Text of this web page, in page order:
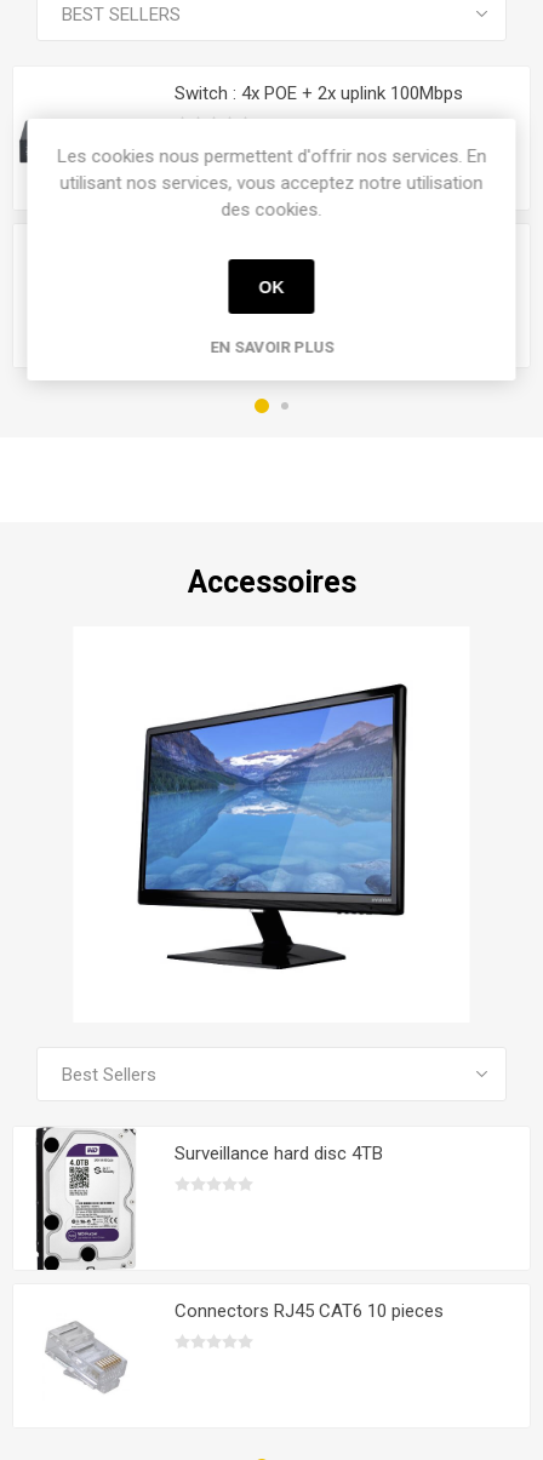
Switch : 4x POE + 2x uplink 100Mbps
Accessoires
VOIR TOUS LES PRODUITS
Surveillance hard disc 4TB
Connectors RJ45 CAT6 10 pieces
Les cookies nous permettent d'offrir nos services. En
utilisant nos services, vous acceptez notre utilisation
des cookies.
OK
EN SAVOIR PLUS